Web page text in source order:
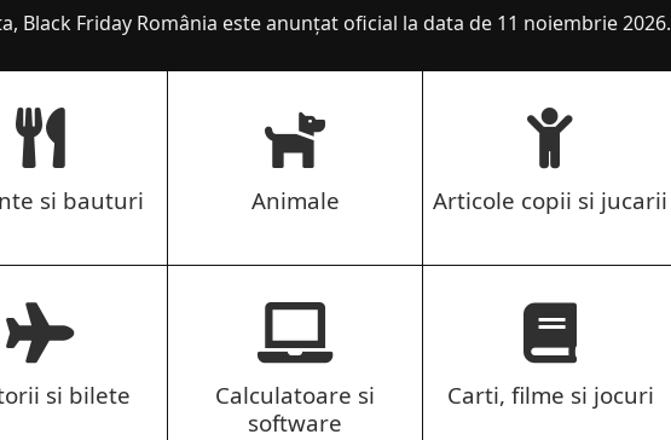
Black Friday România este anunțat oficial la data de 11 noiembrie 2026.
si bauturi Animale Articole copii si jucarii
si bilete
Calculatoare si
software
Carti, filme si jocuri